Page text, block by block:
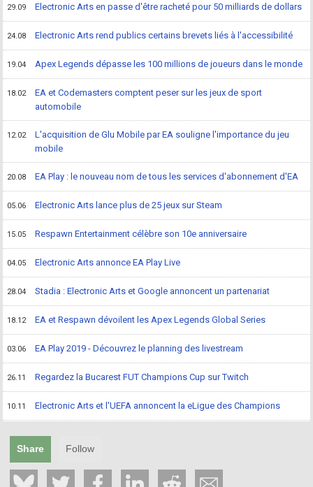
29.09 Electronic Arts en passe d'être racheté pour 50 milliards de dollars
24.08 Electronic Arts rend publics certains brevets liés à l'accessibilité
19.04 Apex Legends dépasse les 100 millions de joueurs dans le monde
18.02
EA et Codemasters comptent peser sur les jeux de sport
automobile
12.02
L'acquisition de Glu Mobile par EA souligne l'importance du jeu
mobile
20.08 EA Play : le nouveau nom de tous les services d'abonnement d'EA
05.06 Electronic Arts lance plus de 25 jeux sur Steam
15.05 Respawn Entertainment célèbre son 10e anniversaire
04.05 Electronic Arts annonce EA Play Live
28.04 Stadia : Electronic Arts et Google annoncent un partenariat
18.12 EA et Respawn dévoilent les Apex Legends Global Series
03.06 EA Play 2019 - Découvrez le planning des livestream
26.11 Regardez la Bucarest FUT Champions Cup sur Twitch
10.11 Electronic Arts et l'UEFA annoncent la eLigue des Champions
Share Follow